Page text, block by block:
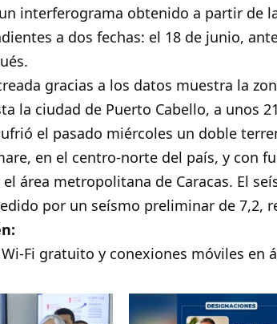
interferograma obtenido a partir de
a dos fechas: el 18 de junio,
gracias a los datos muestra la
la ciudad de Puerto Cabello, a unos
el pasado miércoles un doble
en el centro-norte del país, y con
área metropolitana de Caracas. El
por un seísmo preliminar de 7,2,
Fi gratuito y conexiones móviles en